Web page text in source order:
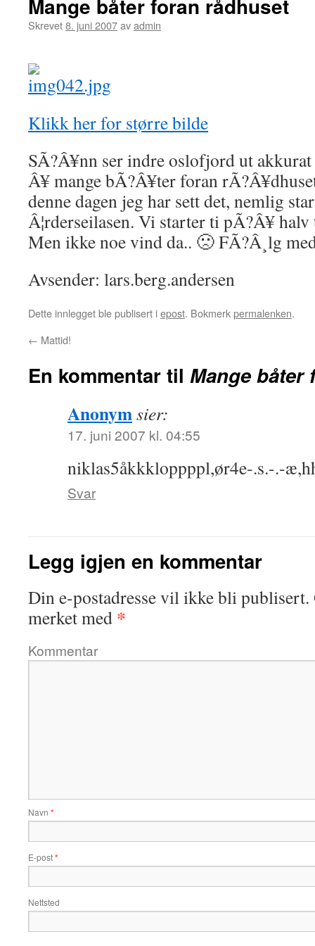
Mange båter foran rådhuset
Skrevet8. juni 2007avadmin
Klikk her for større bilde
SÃ?Â¥nn ser indre oslofjord ut
Â¥ mange bÃ?Â¥ter foran
denne dagen jeg har sett det, nemlig
Â¦rderseilasen. Vi starter ti pÃ?Â¥
Men ikke noe vind da.. 🙁 FÃ?Â¸lg
Avsender: lars.berg.andersen
Dette innlegget ble publisert iepost. Bokmerkpermalenken.
← Mattid!
En kommentar til Mange båter
Anonymsier:
17. juni 2007 kl. 04:55
niklas5åkkkloppppl,ør4e-.s.-.-
Svar
Legg igjen en kommentar
Din e-postadresse vil ikke bli publisert.
merket med *
Kommentar
Navn *
E-post*
Nettsted